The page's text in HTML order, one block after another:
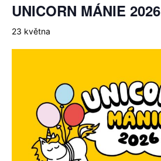
UNICORN MÁNIE 2026
23 května